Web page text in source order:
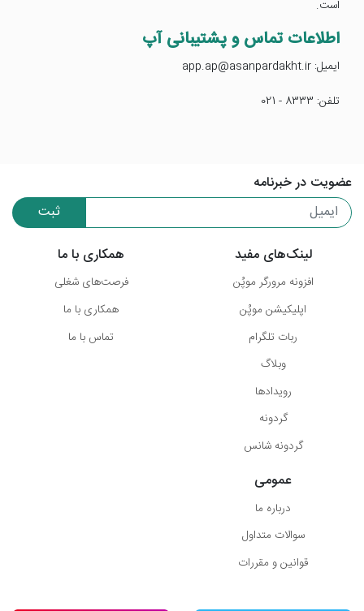
است.
اطلاعات تماس و پشتیبانی آپ
ایمیل: app.ap@asanpardakht.ir
تلفن: 8333 - 021
عضویت در خبرنامه
ثبت
لینک‌های مفید
افزونه مرورگر موپُن
اپلیکیشن موپُن
ربات تلگرام
وبلاگ
رویدادها
گردونه
گردونه شانس
همکاری با ما
فرصت‌های شغلی
همکاری با ما
تماس با ما
عمومی
درباره ما
سوالات متداول
قوانین و مقررات